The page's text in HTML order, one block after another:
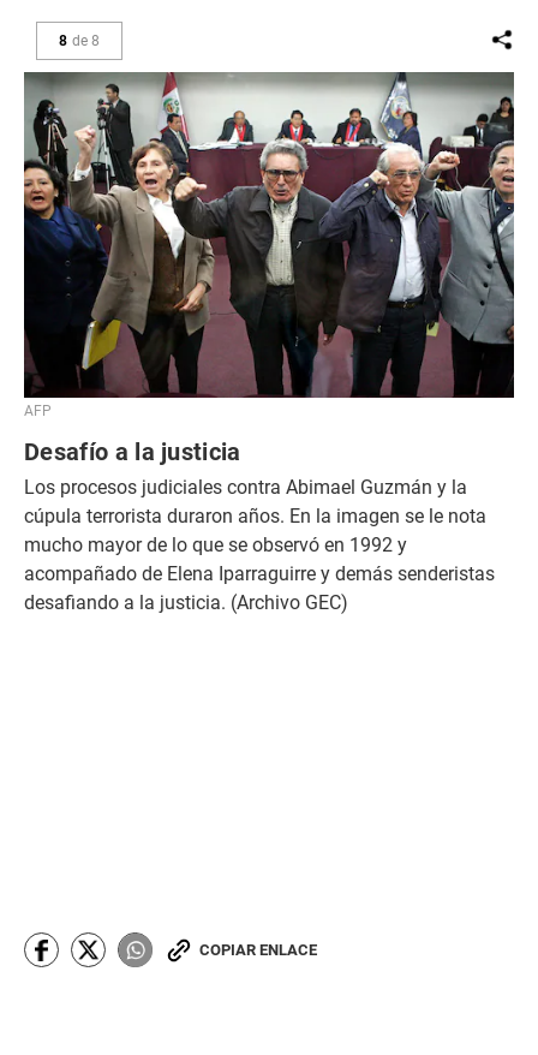
8 de 8
AFP
Desafío a la justicia
Los procesos judiciales contra Abimael Guzmán y la
cúpula terrorista duraron años. En la imagen se le nota
mucho mayor de lo que se observó en 1992 y
acompañado de Elena Iparraguirre y demás senderistas
desafiando a la justicia. (Archivo GEC)
COPIAR ENLACE